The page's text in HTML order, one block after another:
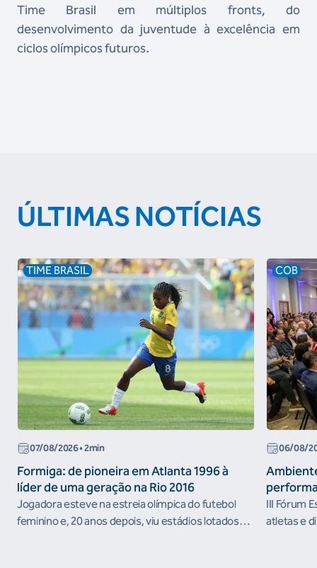
Time Brasil em múltiplos fronts, do
desenvolvimento da juventude à excelência em
ciclos olímpicos futuros.
ÚLTIMAS NOTÍCIAS
TIME BRASIL
07/08/2026• 2min
Formiga: de pioneira em Atlanta 1996 à
líder de uma geração na Rio 2016
Jogadora esteve na estreia olímpica do futebol
feminino e, 20 anos depois, viu estádios lotados
COB
06/08/
III Fórum
atletas e